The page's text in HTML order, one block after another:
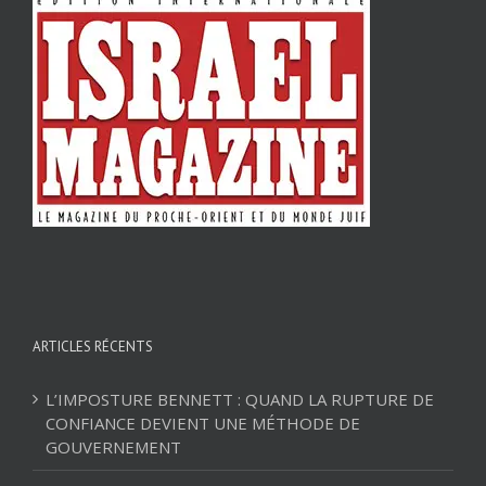
ARTICLES RÉCENTS
L’IMPOSTURE BENNETT : QUAND LA RUPTURE DE
CONFIANCE DEVIENT UNE MÉTHODE DE
GOUVERNEMENT